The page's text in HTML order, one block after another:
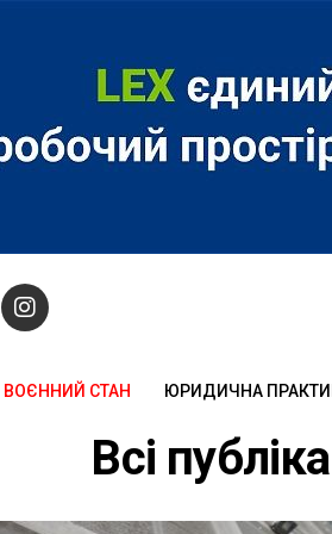
ВОЄННИЙ СТАН ЮРИДИЧНА
Всі